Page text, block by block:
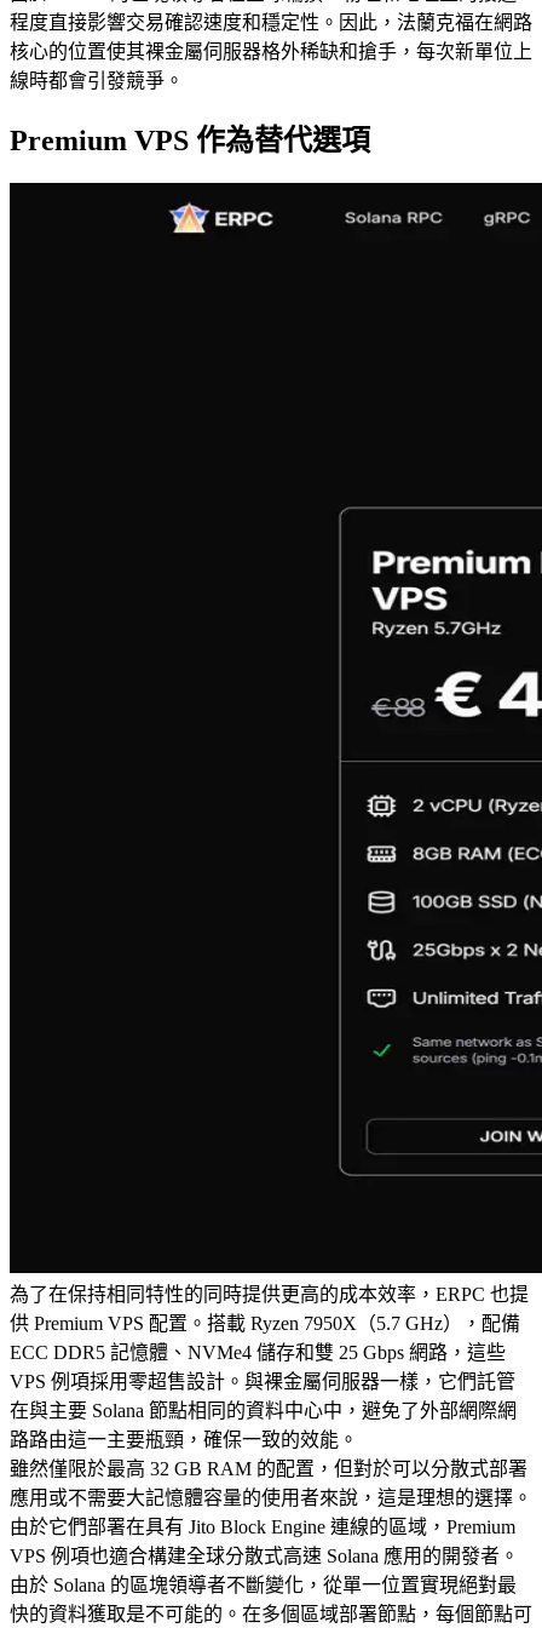
程度直接影響交易確認速度和穩定性。因此，法蘭克福在網路
核心的位置使其裸金屬伺服器格外稀缺和搶手，每次新單位上
線時都會引發競爭。
Premium VPS 作為替代選項
為了在保持相同特性的同時提供更高的成本效率，ERPC 也提
供 Premium VPS 配置。搭載 Ryzen 7950X（5.7 GHz），配備
ECC DDR5 記憶體、NVMe4 儲存和雙 25 Gbps 網路，這些
VPS 例項採用零超售設計。與裸金屬伺服器一樣，它們託管
在與主要 Solana 節點相同的資料中心中，避免了外部網際網
路路由這一主要瓶頸，確保一致的效能。
雖然僅限於最高 32 GB RAM 的配置，但對於可以分散式部署
應用或不需要大記憶體容量的使用者來說，這是理想的選擇。
由於它們部署在具有 Jito Block Engine 連線的區域，Premium
VPS 例項也適合構建全球分散式高速 Solana 應用的開發者。
由於 Solana 的區塊領導者不斷變化，從單一位置實現絕對最
快的資料獲取是不可能的。在多個區域部署節點，每個節點可